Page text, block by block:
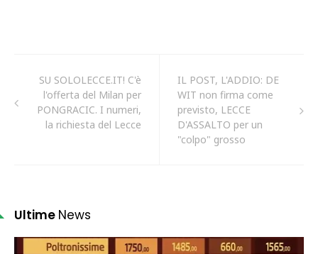
SU SOLOLECCE.IT! C'è
l'offerta del Milan per
PONGRACIC. I numeri,
la richiesta del Lecce
IL POST, L'ADDIO: DE
WIT non firma come
previsto, LECCE
D'ASSALTO per un
"colpo" grosso
Ultime News